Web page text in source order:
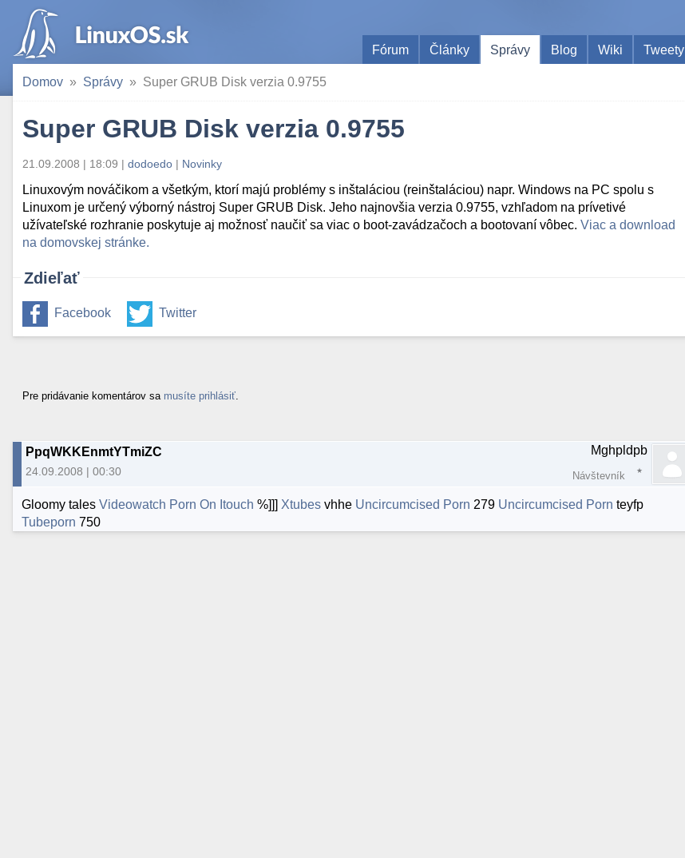
Fórum
Články Správy Blog Wiki Tweety
Domov Správy Super GRUB Disk verzia 0.9755
Super GRUB Disk verzia 0.9755
21.09.2008 | 18:09 | dodoedo | Novinky
Linuxovým nováčikom a všetkým, ktorí majú problémy s inštaláciou (reinštaláciou) napr. Windows na PC spolu s
Linuxom je určený výborný nástroj Super GRUB Disk. Jeho najnovšia verzia 0.9755, vzhľadom na prívetivé
užívateľské rozhranie poskytuje aj možnosť naučiť sa viac o boot-zavádzačoch a bootovaní vôbec. Viac a download
na domovskej stránke.
Zdieľať
Facebook Twitter
Pre pridávanie komentárov sa musíte prihlásiť
PpqWKKEnmtYTmiZC
24.09.2008 | 00:30
Mghpldpb
Návštevník
Gloomy talesVideowatch Porn On Itouch %]]] Xtubesvhhe Uncircumcised Porn 279 Uncircumcised Porn teyfp
Tubeporn 750